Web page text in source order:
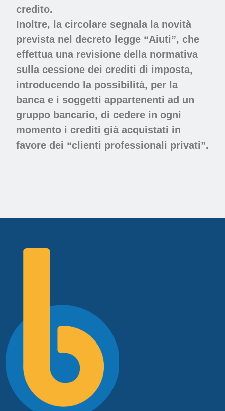
credito.
Inoltre, la circolare segnala la novità
prevista nel decreto legge “Aiuti”, che
effettua una revisione della normativa
sulla cessione dei crediti di imposta,
introducendo la possibilità, per la
banca e i soggetti appartenenti ad un
gruppo bancario, di cedere in ogni
momento i crediti già acquistati in
favore dei “clienti professionali privati”.